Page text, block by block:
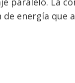
energía que